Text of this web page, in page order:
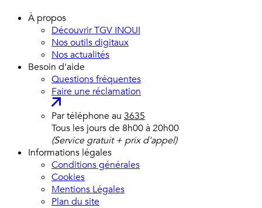
À propos
Découvrir TGV INOUI
Nos outils digitaux
Nos actualités
Besoin d'aide
Questions fréquentes
Faire une réclamation
Par téléphone au 3635
Tous les jours de 8h00 à 20h00
(Service gratuit + prix d'appel)
Informations légales
Conditions générales
Cookies
Mentions Légales
Plan du site